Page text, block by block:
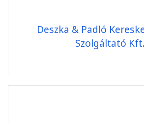
Deszka & Padló
Szolgáltató Kft.